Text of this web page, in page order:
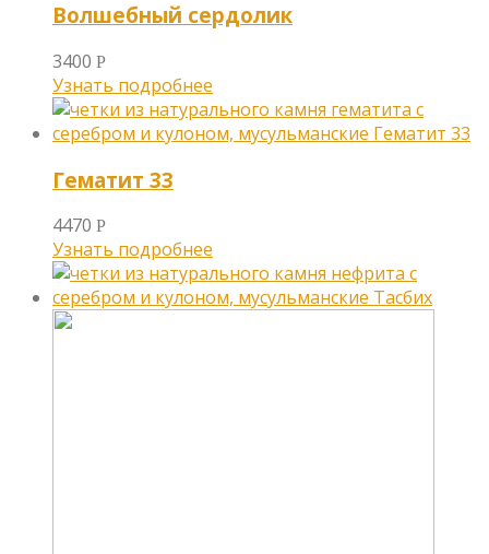
Волшебный сердолик
3400 Р
Узнать подробнее
Гематит 33
4470 Р
Узнать подробнее